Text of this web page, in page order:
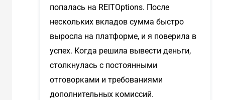
попалась на REITOptions. После
нескольких вкладов сумма быстро
выросла на платформе, и я поверила в
успех. Когда решила вывести деньги,
столкнулась с постоянными
отговорками и требованиями
дополнительных комиссий.